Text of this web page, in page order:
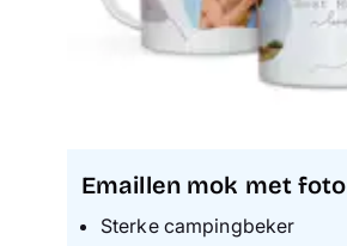
Emaillen mok met foto
Sterke campingbeker